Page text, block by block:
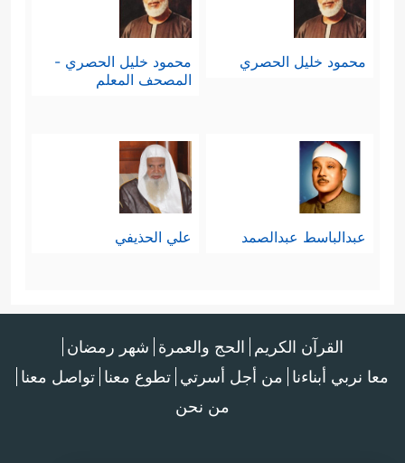
محمود خليل الحصري
محمود خليل الحصري -
المصحف المعلم
عبدالباسط عبدالصمد علي الحذيفي
القرآن الكريم الحج والعمرة شهر رمضان
معا نربي أبناءنا من أجل أسرتي تطوع معنا تواصل معنا
من نحن